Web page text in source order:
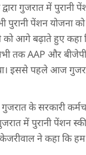
गुजरात में पुरानी
पुरानी पेंशन योजना
आगे बढ़ाते हुए कहा
तक AAP और
इससे पहले आज
के सरकारी
में पुरानी पेंशन
ने कहा कि